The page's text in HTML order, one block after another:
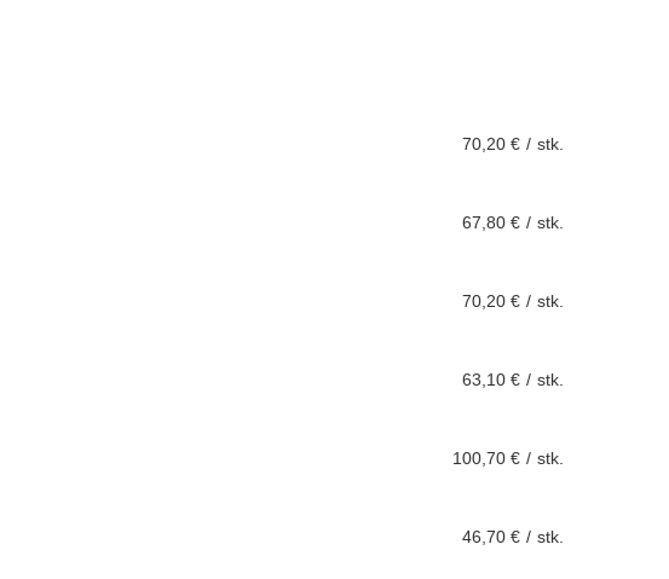
70,20 € / stk.
67,80 € / stk.
70,20 € / stk.
63,10 € / stk.
100,70 € / stk.
46,70 € / stk.